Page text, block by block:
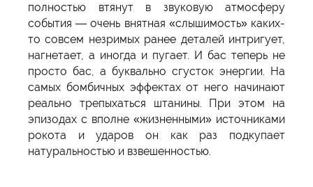
полностью втянут в звуковую атмосферу
события — очень внятная «слышимость» каких-
то совсем незримых ранее деталей интригует,
нагнетает, а иногда и пугает. И бас теперь не
просто бас, а буквально сгусток энергии. На
самых бомбичных эффектах от него начинают
реально трепыхаться штанины. При этом на
эпизодах с вполне «жизненными» источниками
рокота и ударов он как раз подкупает
натуральностью и взвешенностью.